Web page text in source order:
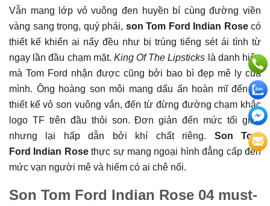
Vẫn mang lớp vỏ vuông đen huyền bí cùng đường viền
vàng sang trọng, quý phái, son Tom Ford Indian Rose có
thiết kế khiến ai nấy đều như bị trúng tiếng sét ái tình từ
ngay lần đầu chạm mặt. King Of The Lipsticks là danh hiệu
mà Tom Ford nhận được cũng bởi bao bì đẹp mê ly của
mình. Ông hoàng son môi mang dấu ấn hoàn mĩ đến từ
thiết kế vỏ son vuông vắn, đến từ đừng đường chạm khắc
logo TF trên đầu thỏi son. Đơn giản đến mức tối giản
nhưng lại hấp dẫn bởi khí chất riêng. Son Tom
Ford Indian Rosethực sự mang ngoại hình đẳng cấp đến
mức vạn người mê và hiếm có ai chê nổi.
Son Tom Ford Indian Rose 04 must-